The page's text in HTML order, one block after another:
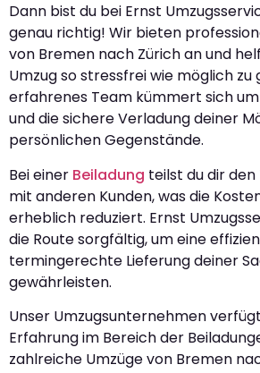
Dann bist du bei Ernst
genau richtig! Wir bieten
von Bremen nach Zürich an und
Umzug so stressfrei wie möglich zu
erfahrenes Team kümmert sich
und die sichere Verladung deiner
persönlichen Gegenstände.
Bei einer Beiladung teilst du dir
mit anderen Kunden, was die
erheblich reduziert. Ernst
die Route sorgfältig, um eine
termingerechte Lieferung deiner
gewährleisten.
Unser Umzugsunternehmen
Erfahrung im Bereich der
zahlreiche Umzüge von Bremen